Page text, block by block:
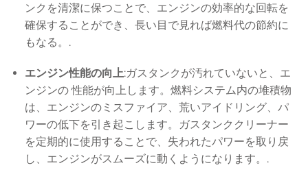
ンクを清潔に保つことで、エンジンの効率的な回転を
確保することができ、長い目で見れば燃料代の節約に
もなる。.
エンジン性能の向上:ガスタンクが汚れていないと、エ
ンジンの 性能が向上します。燃料システム内の堆積物
は、エンジンのミスファイア、荒いアイドリング、パ
ワーの低下を引き起こします。ガスタンククリーナー
を定期的に使用することで、失われたパワーを取り戻
し、エンジンがスムーズに動くようになります。.